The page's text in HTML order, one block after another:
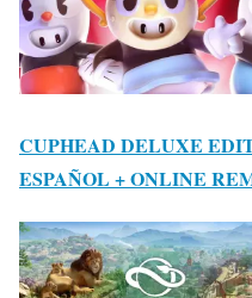
CUPHEAD DELUXE
ESPAÑOL + ONLINE